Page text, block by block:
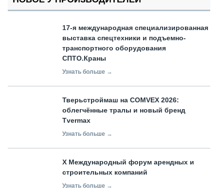
17-я международная специализированная
выставка спецтехники и подъемно-
транспортного оборудования
СПТО.Краны
Узнать больше →
Тверьстроймаш на COMVEX 2026:
облегчённые тралы и новый бренд
Tvermax
Узнать больше →
X Международный форум арендных и
строительных компаний
Узнать больше →